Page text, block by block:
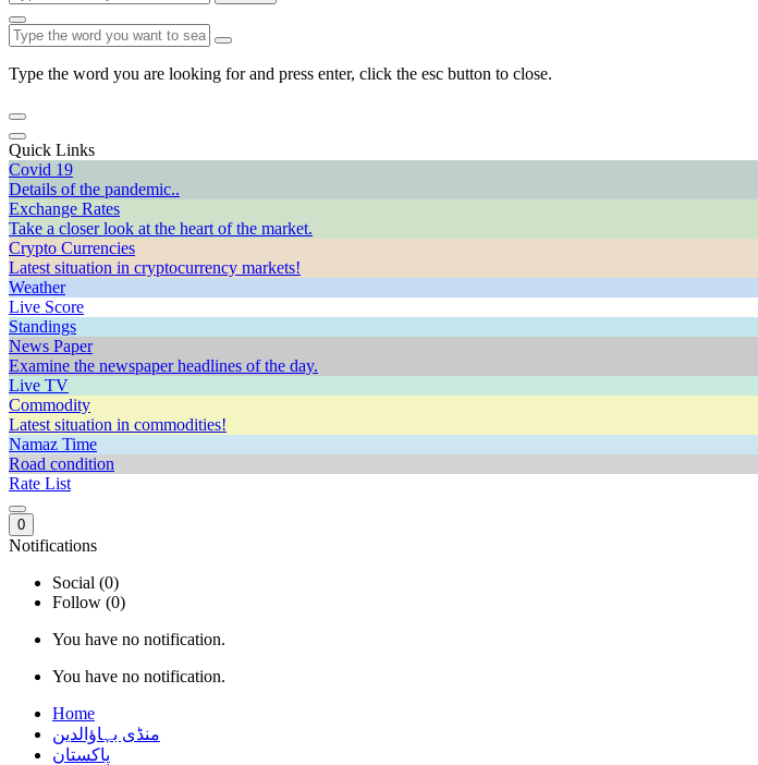
Type the word you are looking for and press enter, click the esc button to close.
Quick Links
Covid 19
Details of the pandemic..
Exchange Rates
Take a closer look at the heart of the market.
Crypto Currencies
Latest situation in cryptocurrency markets!
Weather
Live Score
Standings
News Paper
Examine the newspaper headlines of the day.
Live TV
Commodity
Latest situation in commodities!
Namaz Time
Road condition
Rate List
0
Notifications
Social (0)
Follow (0)
You have no notification.
You have no notification.
Home
منڈی بہاؤالدین
پاکستان